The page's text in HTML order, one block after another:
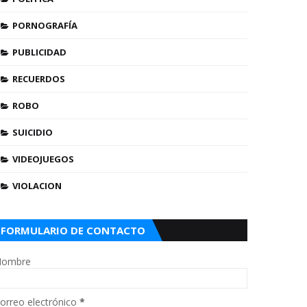
PORNOGRAFÍA
PUBLICIDAD
RECUERDOS
ROBO
SUICIDIO
VIDEOJUEGOS
VIOLACION
FORMULARIO DE CONTACTO
electrónico *